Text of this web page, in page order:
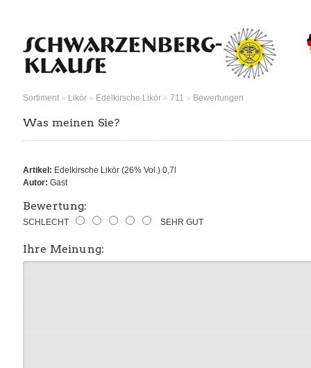
Sortiment » Likör » Edelkirsche Likör » 711 » Bewertungen
Was meinen Sie?
Artikel: Edelkirsche Likör (26% Vol.) 0,7l
Autor: Gast
Bewertung:
SCHLECHT SEHR GUT
Ihre Meinung: